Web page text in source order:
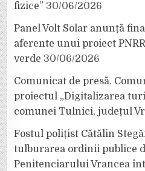
fizice” 30/06/2026
Panel Volt Solar anunță
aferente unui proiect
verde 30/06/2026
Comunicat de presă.
proiectul „Digitalizarea
comunei Tulnici, județul
Fostul polițist Cătălin
tulburarea ordinii publice
Penitenciarului Vrancea